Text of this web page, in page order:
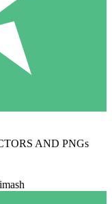
AND PNGs